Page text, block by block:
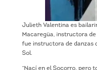
Julieth Valentina es
Macaregüa, instructora
fue instructora de danzas
Sol.
“Nací en el Socorro, pero